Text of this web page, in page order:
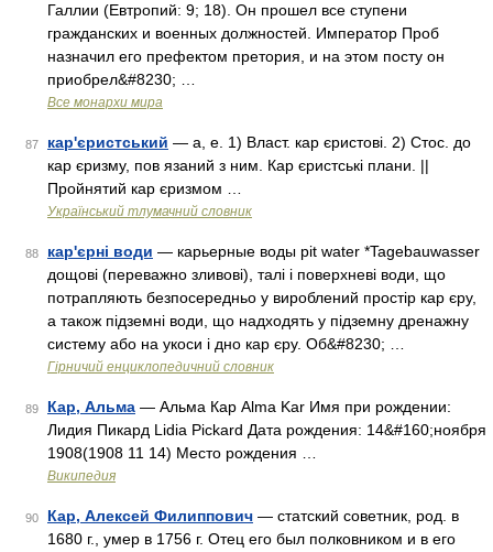
Галлии (Евтропий: 9; 18). Он прошел все ступени
гражданских и военных должностей. Император Проб
назначил его префектом претория, и на этом посту он
приобрел&#8230; …
Все монархи мира
87 кар'єристський — а, е. 1) Власт. кар єристові. 2) Стос. до
кар єризму, пов язаний з ним. Кар єристські плани. ||
Пройнятий кар єризмом …
Український тлумачний словник
88 кар'єрні води — карьерные воды pit water *Tagebauwasser
дощові (переважно зливові), талі і поверхневі води, що
потрапляють безпосередньо у вироблений простір кар єру,
а також підземні води, що надходять у підземну дренажну
систему або на укоси і дно кар єру. Об&#8230; …
Гірничий енциклопедичний словник
89 Кар, Альма — Альма Кар Alma Kar Имя при рождении:
Лидия Пикард Lidia Pickard Дата рождения: 14&#160;ноября
1908(1908 11 14) Место рождения …
Википедия
90 Кар, Алексей Филиппович — статский советник, род. в
1680 г., умер в 1756 г. Отец его был полковником и в его